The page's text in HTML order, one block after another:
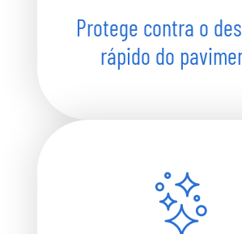
Protege contra o
rápido do